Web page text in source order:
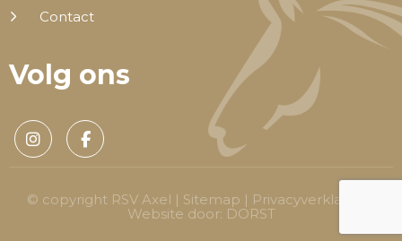
Contact
Volg ons
© copyright RSV Axel | Sitemap | Privacyverklaring
Website door: DORST